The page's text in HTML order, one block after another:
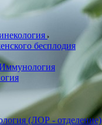
бесплодия
(ЛОР - отделение)